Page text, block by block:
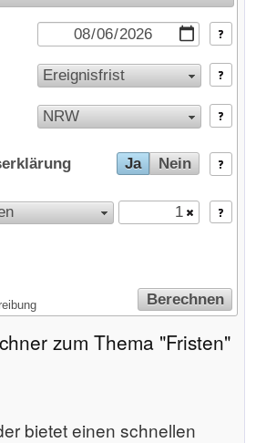
wird geladen ...
Ereignisfrist
NRW
Ja Nein
Berechnen
zum Thema "Fristen"
bietet einen schnellen